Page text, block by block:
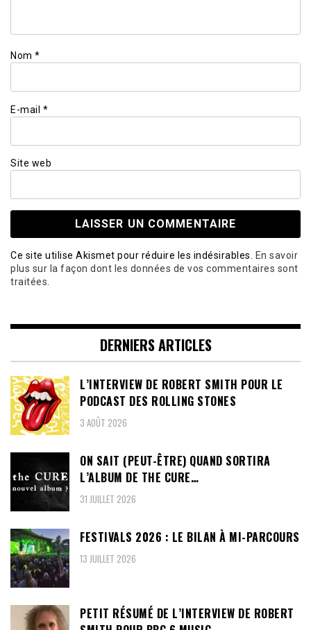
Nom *
E-mail *
Site web
Ce site utilise Akismet pour réduire les indésirables.
En savoir
plus sur la façon dont les données de vos commentaires sont
traitées
DERNIERS ARTICLES
L’INTERVIEW DE ROBERT SMITH POUR LE
PODCAST DES ROLLING STONES
3 AOÛT 2026
ON SAIT (PEUT-ÊTRE) QUAND SORTIRA
L’ALBUM DE THE CURE…
31 JUILLET 2026
FESTIVALS 2026 : LE BILAN À MI-PARCOURS
13 JUILLET 2026
PETIT RÉSUMÉ DE L’INTERVIEW DE ROBERT